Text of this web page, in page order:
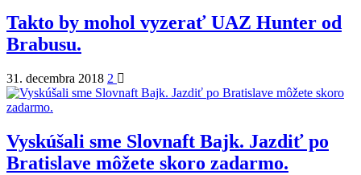
Takto by mohol vyzerať UAZ Hunter od
Brabusu.
31. decembra 2018 2
Vyskúšali sme Slovnaft Bajk. Jazdiť po
Bratislave môžete skoro zadarmo.